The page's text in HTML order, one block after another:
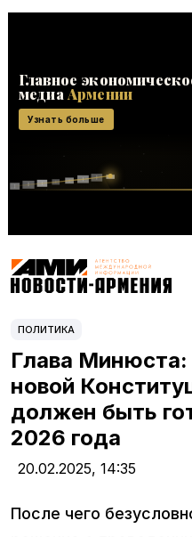
ПОЛИТИКА
Глава Минюста:
новой
должен быть
2026 года
20.02.2025, 14:35
После чего